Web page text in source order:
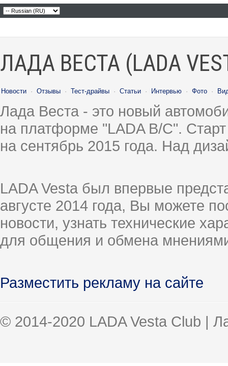
ЛАДА ВЕСТА (LADA
Новости · Отзывы · Тест-драйвы · Статьи · Интервью · Фото ·
Лада Веста - это новый
на платформе "LADA B/C".
на сентябрь 2015 года. Над
LADA Vesta был впервые
августе 2014 года, Вы можете
новости, узнать технические
для общения и обмена
Разместить рекламу на сайте
© 2014-2020 LADA Vesta Club |